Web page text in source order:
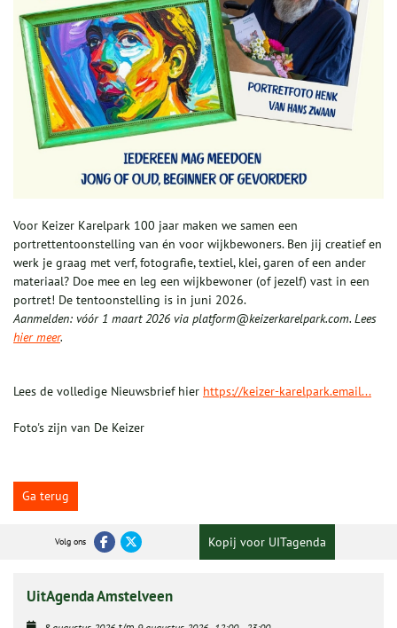
Voor Keizer Karelpark 100 jaar maken we samen een
portrettentoonstelling van én voor wijkbewoners. Ben jij creatief en
werk je graag met verf, fotografie, textiel, klei, garen of een ander
materiaal? Doe mee en leg een wijkbewoner (of jezelf) vast in een
portret! De tentoonstelling is in juni 2026.
Aanmelden: vóór 1 maart 2026 via platform@keizerkarelpark.com. Lees
hier meer.
Lees de volledige Nieuwsbrief hier https://keizer-karelpark.email...
Foto's zijn van De Keizer
Ga terug
Volg ons Kopij voor UITagenda
UitAgenda Amstelveen